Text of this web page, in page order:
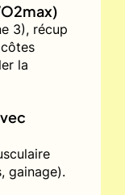
3), récup
la
gainage).